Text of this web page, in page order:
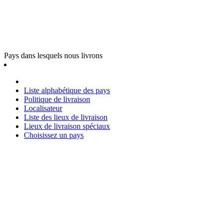
Pays dans lesquels nous livrons
Liste alphabétique des pays
Politique de livraison
Localisateur
Liste des lieux de livraison
Lieux de livraison spéciaux
Choisissez un pays